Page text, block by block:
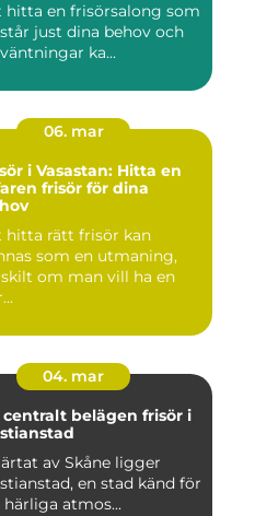
hitta en frisörsalong som
just dina behov och
ka...
06. mar
i Vasastan: Hitta en
frisör för dina
hitta rätt frisör kan
som en utmaning,
om man vill ha en
04. mar
centralt belägen frisör i
av Skåne ligger
en stad känd för
härliga atmos...